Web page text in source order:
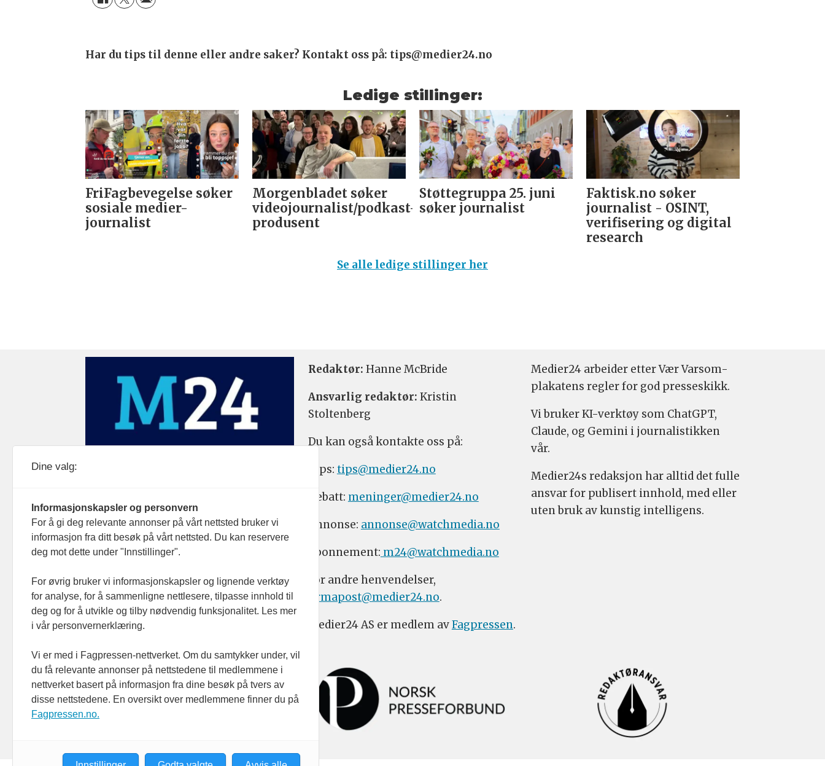
Har du tips til denne eller andre saker? Kontakt oss på: tips@medier24.no
Ledige stillinger:
FriFagbevegelse søker
sosiale medier-
journalist
Morgenbladet søker
videojournalist/podkast-
produsent
Støttegruppa 25. juni
søker journalist
Faktisk.no søker
journalist - OSINT,
verifisering og digital
research­
Se alle ledige stillinger her
Redaktør: Hanne McBride
Ansvarlig redaktør: Kristin
Stoltenberg
Du kan også kontakte oss på:
Tips: tips@medier24.no
Debatt: meninger@medier24.no
Annonse: annonse@watchmedia.no
Abonnement: m24@watchmedia.no
For andre henvendelser,
firmapost@medier24.no.
Medier24 AS er medlem avFagpressen.
Medier24 arbeider etter Vær Varsom-
plakatens regler for god presseskikk.
Vi bruker KI-verktøy som ChatGPT,
Claude, og Gemini i journalistikken
vår.
Medier24s redaksjon har alltid det fulle
ansvar for publisert innhold, med eller
uten bruk av kunstig intelligens.
Dine valg:
Informasjonskapsler og personvern
For å gi deg relevante annonser på vårt nettsted bruker vi
informasjon fra ditt besøk på vårt nettsted. Du kan reservere
deg mot dette under "Innstillinger".
For øvrig bruker vi informasjonskapsler og lignende verktøy
for analyse, for å sammenligne nettlesere, tilpasse innhold til
deg og for å utvikle og tilby nødvendig funksjonalitet. Les mer
i vår personvernerklæring.
Vi er med i Fagpressen-nettverket. Om du samtykker under, vil
du få relevante annonser på nettstedene til medlemmene i
nettverket basert på informasjon fra dine besøk på tvers av
disse nettstedene. En oversikt over medlemmene finner du på
Fagpressen.no.